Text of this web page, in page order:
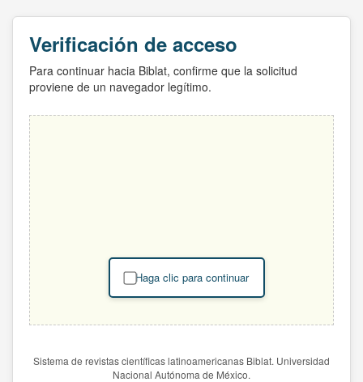
Verificación de acceso
Para continuar hacia Biblat, confirme que la solicitud
proviene de un navegador legítimo.
Haga clic para continuar
Sistema de revistas científicas latinoamericanas Biblat. Universidad
Nacional Autónoma de México.